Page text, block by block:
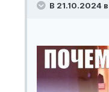
В 21.10.2024